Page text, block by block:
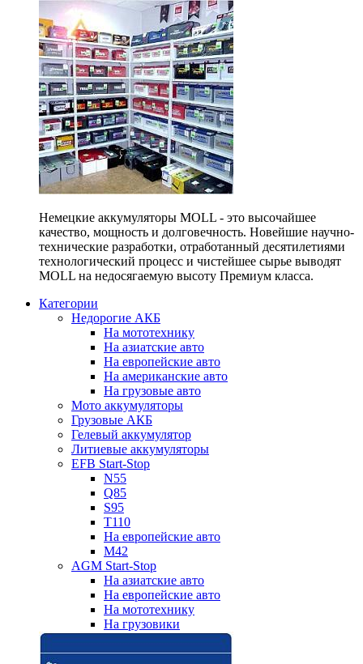
Немецкие аккумуляторы MOLL - это высочайшее
качество, мощность и долговечность. Новейшие научно-
технические разработки, отработанный десятилетиями
технологический процесс и чистейшее сырье выводят
MOLL на недосягаемую высоту Премиум класса.
Категории
Недорогие АКБ
На мототехнику
На азиатские авто
На европейские авто
На американские авто
На грузовые авто
Мото аккумуляторы
Грузовые АКБ
Гелевый аккумулятор
Литиевые аккумуляторы
EFB Start-Stop
N55
Q85
S95
T110
На европейские авто
M42
AGM Start-Stop
На азиатские авто
На европейские авто
На мототехнику
На грузовики